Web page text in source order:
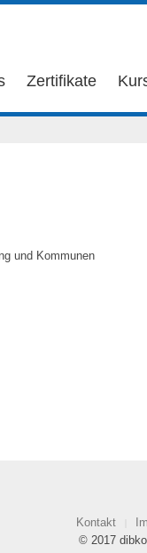
Zertifikate
und Kommunen
Kontakt
© 2017